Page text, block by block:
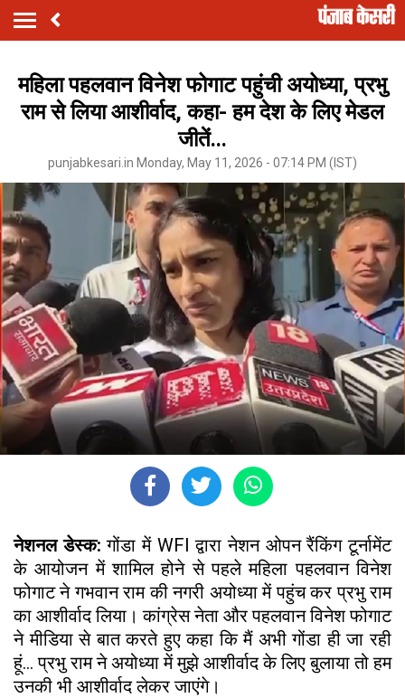
महिला पहलवान विनेश फोगाट पहुंची अयोध्या, प्रभु
राम से लिया आशीर्वाद, कहा- हम देश के लिए मेडल
जीतें...
punjabkesari.in Monday, May 11, 2026 - 07:14 PM (IST)
नेशनल डेस्क:गोंडा में WFI द्वारा नेशन ओपन रैंकिंग टूर्नामेंट
के आयोजन में शामिल होने से पहले महिला पहलवान विनेश
फोगाट ने गभवान राम की नगरी अयोध्या में पहुंच कर प्रभु राम
का आशीर्वाद लिया। कांग्रेस नेता और पहलवान विनेश फोगाट
ने मीडिया से बात करते हुए कहा कि मैं अभी गोंडा ही जा रही
हूं... प्रभु राम ने अयोध्या में मुझे आशीर्वाद के लिए बुलाया तो हम
उनकी भी आशीर्वाद लेकर जाएंगे।